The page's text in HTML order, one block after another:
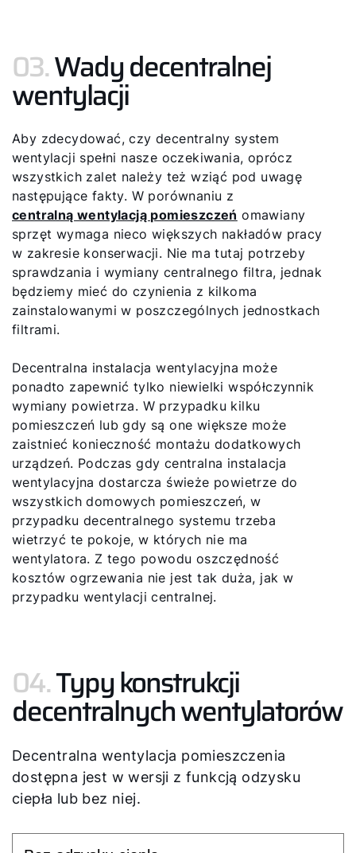
03.Wady decentralnej
wentylacji
Aby zdecydować, czy decentralny system
wentylacji spełni nasze oczekiwania, oprócz
wszystkich zalet należy też wziąć pod uwagę
następujące fakty. W porównaniu z
centralną wentylacją pomieszczeń omawiany
sprzęt wymaga nieco większych nakładów pracy
w zakresie konserwacji. Nie ma tutaj potrzeby
sprawdzania i wymiany centralnego filtra, jednak
będziemy mieć do czynienia z kilkoma
zainstalowanymi w poszczególnych jednostkach
filtrami.
Decentralna instalacja wentylacyjna może
ponadto zapewnić tylko niewielki współczynnik
wymiany powietrza. W przypadku kilku
pomieszczeń lub gdy są one większe może
zaistnieć konieczność montażu dodatkowych
urządzeń. Podczas gdy centralna instalacja
wentylacyjna dostarcza świeże powietrze do
wszystkich domowych pomieszczeń, w
przypadku decentralnego systemu trzeba
wietrzyć te pokoje, w których nie ma
wentylatora. Z tego powodu oszczędność
kosztów ogrzewania nie jest tak duża, jak w
przypadku wentylacji centralnej.
04.Typy konstrukcji
decentralnych wentylatorów
Decentralna wentylacja pomieszczenia
dostępna jest w wersji z funkcją odzysku
ciepła lub bez niej.